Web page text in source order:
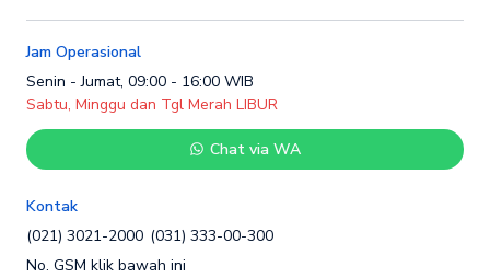
Jam Operasional
Senin - Jumat, 09:00 - 16:00 WIB
Sabtu, Minggu dan Tgl Merah LIBUR
Chat via WA
Kontak
(021) 3021-2000 (031) 333-00-300
No. GSM klik bawah ini